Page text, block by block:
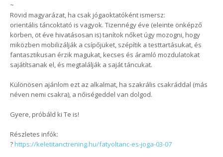
~
Rövid magyarázat, ha csak jógaoktatóként ismersz:
orientális táncoktató is vagyok. Tizennégy éve (eleinte önképző
körben, öt éve hivatásosan is) tanítok nőket úgy mozogni, hogy
miközben mobilizálják a csípőjüket, szépítik a testtartásukat, és
fantasztikusan érzik magukat, kecses és áramló mozdulatokat
sajátítsanak el, és megtalálják a saját táncukat.
Különösen ajánlom ezt az alkalmat, ha szakrális csakráddal (más
néven nemi csakra), a nőiségeddel van dolgod.
Gyere, próbáld ki Te is!
Részletes infók:
?https://keletitanctrening.hu/fatyoltanc-es-joga-03-07